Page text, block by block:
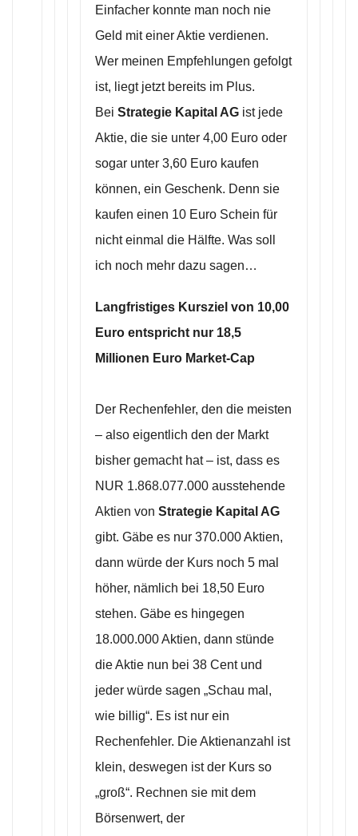
Einfacher konnte man noch nie
Geld mit einer Aktie verdienen.
Wer meinen Empfehlungen gefolgt
ist, liegt jetzt bereits im Plus.
Bei Strategie Kapital AG ist jede
Aktie, die sie unter 4,00 Euro oder
sogar unter 3,60 Euro kaufen
können, ein Geschenk. Denn sie
kaufen einen 10 Euro Schein für
nicht einmal die Hälfte. Was soll
ich noch mehr dazu sagen…
Langfristiges Kursziel von 10,00
Euro entspricht nur 18,5
Millionen Euro Market-Cap
Der Rechenfehler, den die meisten
– also eigentlich den der Markt
bisher gemacht hat – ist, dass es
NUR 1.868.077.000 ausstehende
Aktien von Strategie Kapital AG
gibt. Gäbe es nur 370.000 Aktien,
dann würde der Kurs noch 5 mal
höher, nämlich bei 18,50 Euro
stehen. Gäbe es hingegen
18.000.000 Aktien, dann stünde
die Aktie nun bei 38 Cent und
jeder würde sagen „Schau mal,
wie billig“. Es ist nur ein
Rechenfehler. Die Aktienanzahl ist
klein, deswegen ist der Kurs so
„groß“. Rechnen sie mit dem
Börsenwert, der